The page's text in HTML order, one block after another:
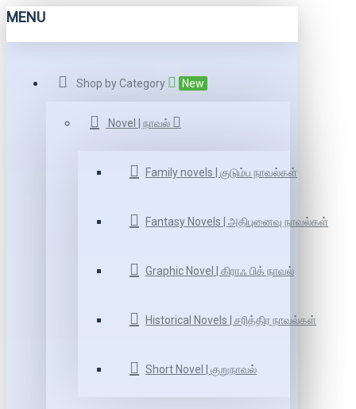
MENU
Shop by Category New
Novel | நாவல்
Family novels | குடும்ப நாவல்கள்
Fantasy Novels | அதிபுனைவு நாவல்கள்
Graphic Novel | கிராஃ பிக் நாவல்
Historical Novels | சரித்திர நாவல்கள்
Short Novel | குறுநாவல்